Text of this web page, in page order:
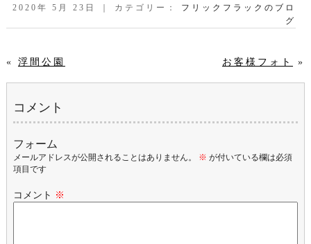
2020年 5月 23日 ｜ カテゴリー： フリックフラックのブロ
グ
« 浮間公園 お客様フォト »
コメント
フォーム
メールアドレスが公開されることはありません。 ※ が付いている欄は必須
項目です
コメント ※